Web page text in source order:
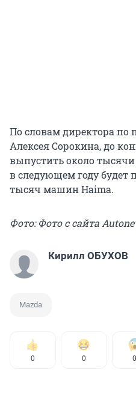
По словам директора по
Алексея Сорокина, до
выпустить около
в следующем году будет
тысяч машин Haima.
Фото: Фото с сайта
Кирилл ОБУХОВ
Mazda
0 0 0